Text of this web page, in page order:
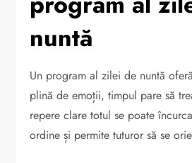
nuntă
Un program al zilei de nuntă
plină de emoții, timpul pare să
repere clare totul se poate
ordine și permite tuturor să se